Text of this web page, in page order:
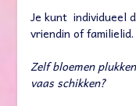
Je kunt individueel
vriendin of familielid.
Zelf bloemen
vaas schikken?